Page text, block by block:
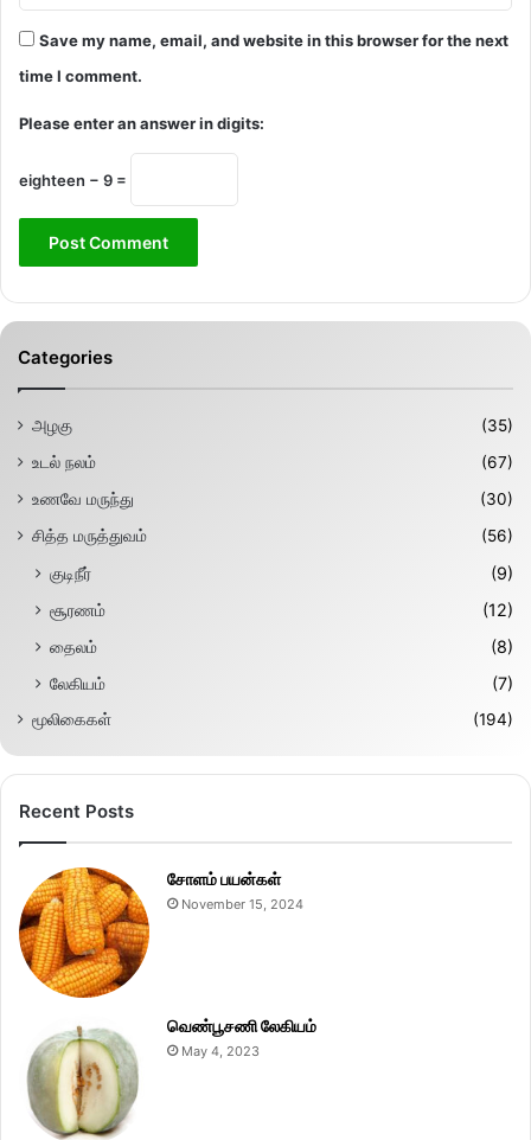
Save my name, email, and website in this browser for the next
time I comment.
Please enter an answer in digits:
eighteen − 9 =
Categories
அழகு
(35)
உடல் நலம்
(67)
உணவே மருந்து
(30)
சித்த மருத்துவம்
(56)
குடிநீர்
(9)
சூரணம்
(12)
தைலம்
(8)
லேகியம்
(7)
மூலிகைகள் (194)
Recent Posts
சோளம் பயன்கள்
November 15, 2024
வெண்பூசணி லேகியம்
May 4, 2023